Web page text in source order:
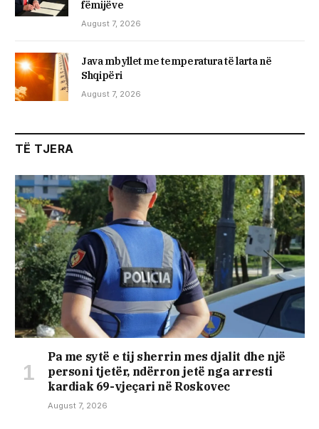
fëmijëve
August 7, 2026
Java mbyllet me temperatura të larta në
Shqipëri
August 7, 2026
TË TJERA
Pa me sytë e tij sherrin mes djalit dhe një
personi tjetër, ndërron jetë nga arresti
kardiak 69-vjeçari në Roskovec
August 7, 2026